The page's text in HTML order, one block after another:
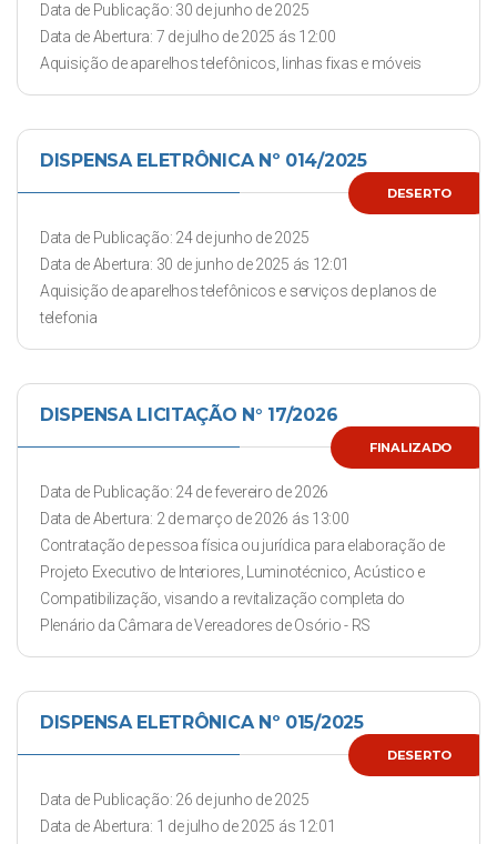
Data de Publicação: 30 de junho de 2025
Data de Abertura: 7 de julho de 2025 ás 12:00
Aquisição de aparelhos telefônicos, linhas fixas e móveis
DESERTO
DISPENSA ELETRÔNICA Nº 014/2025
Data de Publicação: 24 de junho de 2025
Data de Abertura: 30 de junho de 2025 ás 12:01
Aquisição de aparelhos telefônicos e serviços de planos de
telefonia
FINALIZADO
DISPENSA LICITAÇÃO N° 17/2026
Data de Publicação: 24 de fevereiro de 2026
Data de Abertura: 2 de março de 2026 ás 13:00
Contratação de pessoa física ou jurídica para elaboração de
Projeto Executivo de Interiores, Luminotécnico, Acústico e
Compatibilização, visando a revitalização completa do
Plenário da Câmara de Vereadores de Osório - RS
DESERTO
DISPENSA ELETRÔNICA Nº 015/2025
Data de Publicação: 26 de junho de 2025
Data de Abertura: 1 de julho de 2025 ás 12:01